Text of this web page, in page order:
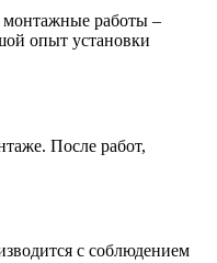
работы –
опыт установки
После работ,
с соблюдением